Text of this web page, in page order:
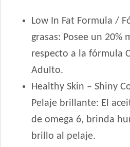
NutriCare Gato Adulto
Nutribon Plus Gato Adulto
Nutribon XQ Urinary
Nutrique Urinary Care Cat
Nutrique Young Adult Cat Healthy
Nutrique Young Adult Cat
Old Prince Equilibrium Gato Adulto
Old Prince Equilibrium Gato Adulto
Low In Fat Formula /
grasas: Posee un 20%
respecto a la fórmula
Adulto.
Healthy Skin – Shiny
Pelaje brillante: El
de omega 6, brinda
brillo al pelaje.